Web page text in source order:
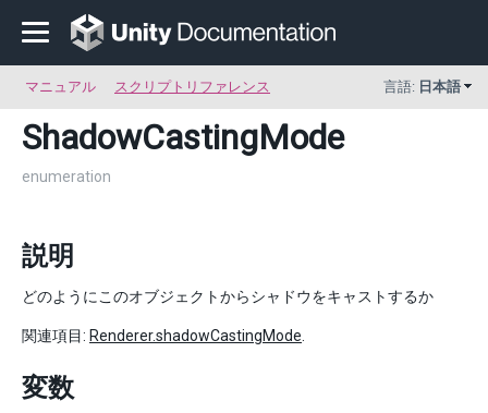
マニュアル スクリプトリファレンス 言語: 日本語
ShadowCastingMode
enumeration
説明
どのようにこのオブジェクトからシャドウをキャストするか
関連項目: Renderer.shadowCastingMode
変数